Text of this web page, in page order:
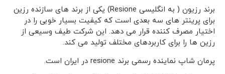
برند رزیون ( به انگلیسی Resione) یکی از برند های سازنده رزین
برای پرینتر های سه بعدی است که کیفیت بسیار خوبی را در
اختیار مصرف کننده قرار می دهد. این شرکت طیف وسیعی از
رزین ها را برای کاربردهای مختلف تولید می کند.
پرمان شاپ نماینده رسمی برند resione در ایران است.